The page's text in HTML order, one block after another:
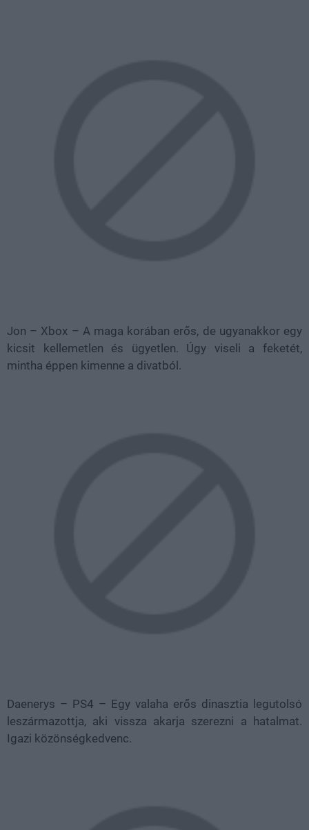
Jon – Xbox – A maga korában erős, de ugyanakkor egy
kicsit kellemetlen és ügyetlen. Úgy viseli a feketét,
mintha éppen kimenne a divatból.
Daenerys – PS4 – Egy valaha erős dinasztia legutolsó
leszármazottja, aki vissza akarja szerezni a hatalmat.
Igazi közönségkedvenc.